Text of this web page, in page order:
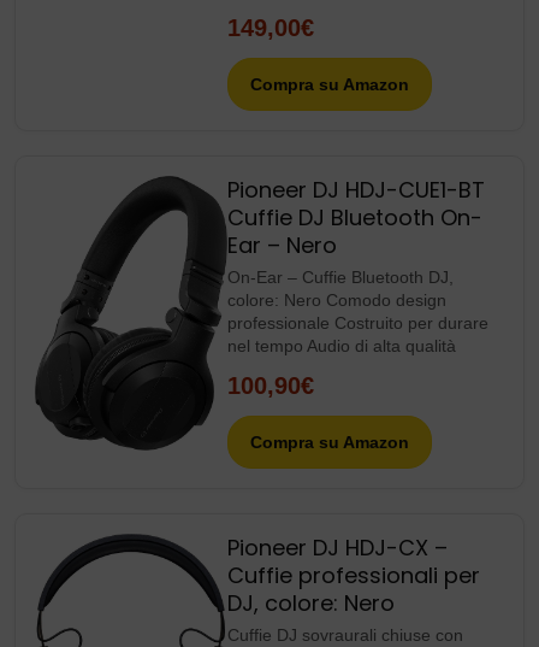
149,00€
Compra su Amazon
Pioneer DJ HDJ-CUE1-BT
Cuffie DJ Bluetooth On-
Ear – Nero
On-Ear – Cuffie Bluetooth DJ,
colore: Nero Comodo design
professionale Costruito per durare
nel tempo Audio di alta qualità
100,90€
Compra su Amazon
Pioneer DJ HDJ-CX –
Cuffie professionali per
DJ, colore: Nero
Cuffie DJ sovraurali chiuse con